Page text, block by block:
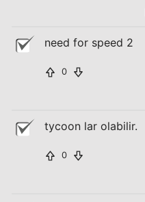
need for speed 2
0
tycoon lar olabilir.
0